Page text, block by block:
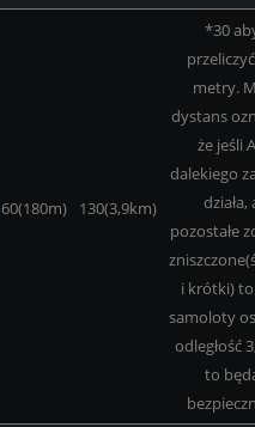
60(180m) 130(3,9km)
*30
metry.
dystans
że jeśli
dalekiego
działa,
pozostałe
i krótki)
samoloty
odległość
to